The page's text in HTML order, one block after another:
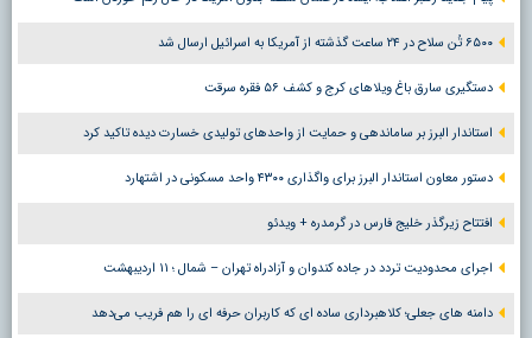
۶۵۰۰ تُن سلاح در ۲۴ ساعت گذشته از آمریکا به اسرائیل ارسال شد
دستگیری سارق باغ ویلاهای کرج و کشف ۵۶ فقره سرقت
استاندار البرز بر ساماندهی و حمایت از واحدهای تولیدی خسارت دیده تاکید کرد
دستور معاون استاندار البرز برای واگذاری ۴۳۰۰ واحد مسکونی در اشتهارد
افتتاح زیرگذر خلیج فارس در گرمدره + ویدئو
اجرای محدودیت تردد در جاده کندوان و آزادراه تهران – شمال ؛ ١١ اردیبهشت
دامنه های جعلی؛ کلاهبرداری ساده ای که کاربران حرفه ای را هم فریب می‌دهد